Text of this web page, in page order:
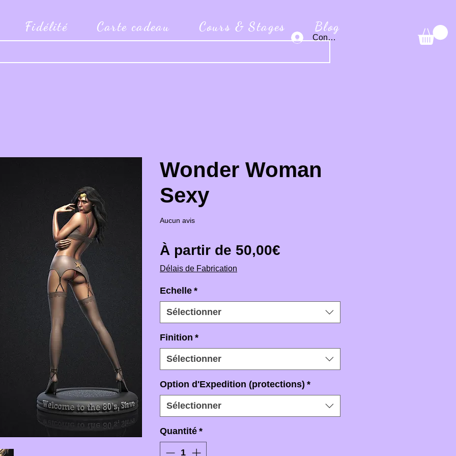
Fidélité Carte cadeau Cours & Stages Blog
Connexion
Wonder Woman
Sexy
Aucun avis
À partir de 50,00€
Délais de Fabrication
Echelle *
Sélectionner
Finition *
Sélectionner
Option d'Expedition (protections) *
Sélectionner
Quantité *